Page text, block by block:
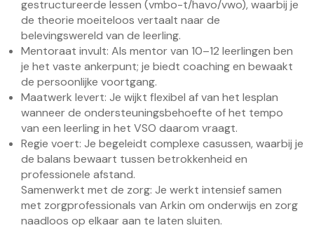
gestructureerde lessen (vmbo-t/havo/vwo), waarbij je
de theorie moeiteloos vertaalt naar de
belevingswereld van de leerling.
Mentoraat invult: Als mentor van 10–12 leerlingen ben
je het vaste ankerpunt; je biedt coaching en bewaakt
de persoonlijke voortgang.
Maatwerk levert: Je wijkt flexibel af van het lesplan
wanneer de ondersteuningsbehoefte of het tempo
van een leerling in het VSO daarom vraagt.
Regie voert: Je begeleidt complexe casussen, waarbij je
de balans bewaart tussen betrokkenheid en
professionele afstand.
Samenwerkt met de zorg: Je werkt intensief samen
met zorgprofessionals van Arkin om onderwijs en zorg
naadloos op elkaar aan te laten sluiten.